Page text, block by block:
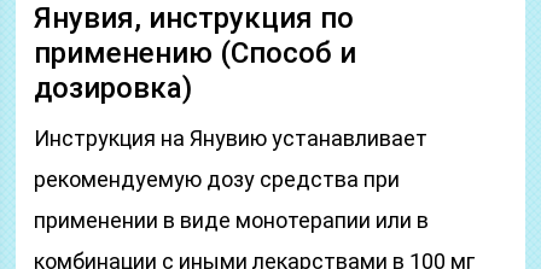
Янувия, инструкция по
применению (Способ и
дозировка)
Инструкция на Янувию устанавливает
рекомендуемую дозу средства при
применении в виде монотерапии или в
комбинации с иными лекарствами в 100 мг